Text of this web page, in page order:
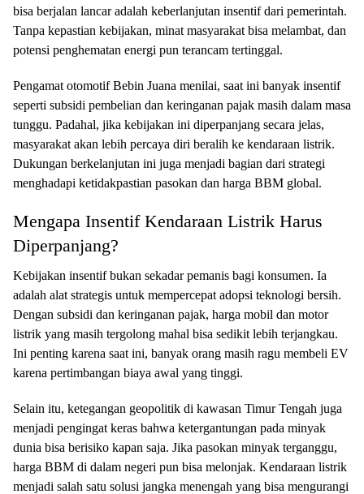
bisa berjalan lancar adalah keberlanjutan insentif dari pemerintah.
Tanpa kepastian kebijakan, minat masyarakat bisa melambat, dan
potensi penghematan energi pun terancam tertinggal.
Pengamat otomotif Bebin Juana menilai, saat ini banyak insentif
seperti subsidi pembelian dan keringanan pajak masih dalam masa
tunggu. Padahal, jika kebijakan ini diperpanjang secara jelas,
masyarakat akan lebih percaya diri beralih ke kendaraan listrik.
Dukungan berkelanjutan ini juga menjadi bagian dari strategi
menghadapi ketidakpastian pasokan dan harga BBM global.
Mengapa Insentif Kendaraan Listrik Harus
Diperpanjang?
Kebijakan insentif bukan sekadar pemanis bagi konsumen. Ia
adalah alat strategis untuk mempercepat adopsi teknologi bersih.
Dengan subsidi dan keringanan pajak, harga mobil dan motor
listrik yang masih tergolong mahal bisa sedikit lebih terjangkau.
Ini penting karena saat ini, banyak orang masih ragu membeli EV
karena pertimbangan biaya awal yang tinggi.
Selain itu, ketegangan geopolitik di kawasan Timur Tengah juga
menjadi pengingat keras bahwa ketergantungan pada minyak
dunia bisa berisiko kapan saja. Jika pasokan minyak terganggu,
harga BBM di dalam negeri pun bisa melonjak. Kendaraan listrik
menjadi salah satu solusi jangka menengah yang bisa mengurangi